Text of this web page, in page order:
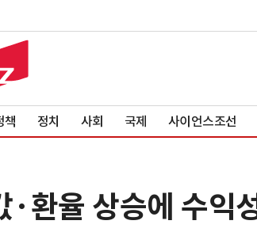
책 정치 사회 국제 사이언스조선
·환율 상승에 수